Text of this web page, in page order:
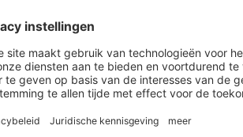
uit met een
verwerken substraten,
nieuwe en bestaande
wormpomp HiCone, die de vooraf